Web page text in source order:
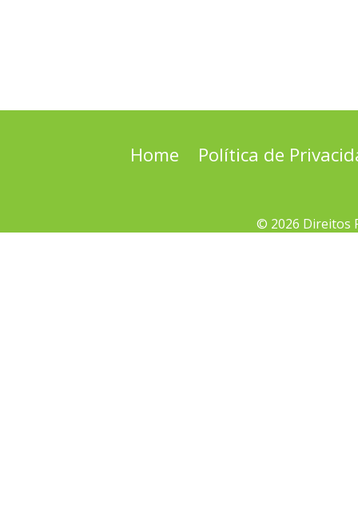
Home Política de
© 2026 Direitos